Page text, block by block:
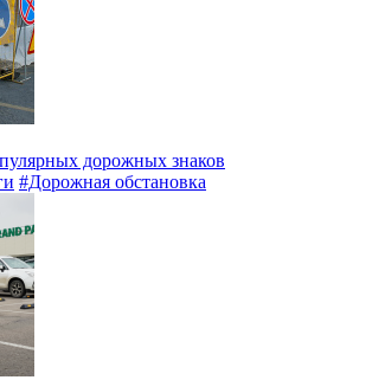
дорожных знаков
#Дорожная обстановка